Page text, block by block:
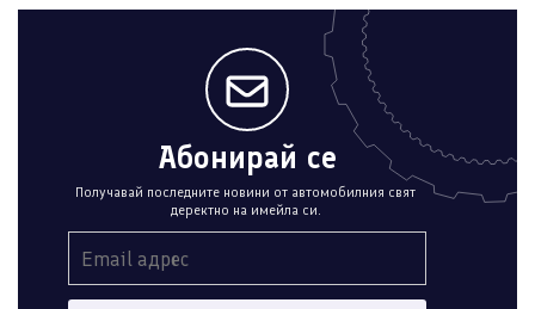
Абонирай се
Получавай последните новини от автомобилния свят
деректно на имейла си.